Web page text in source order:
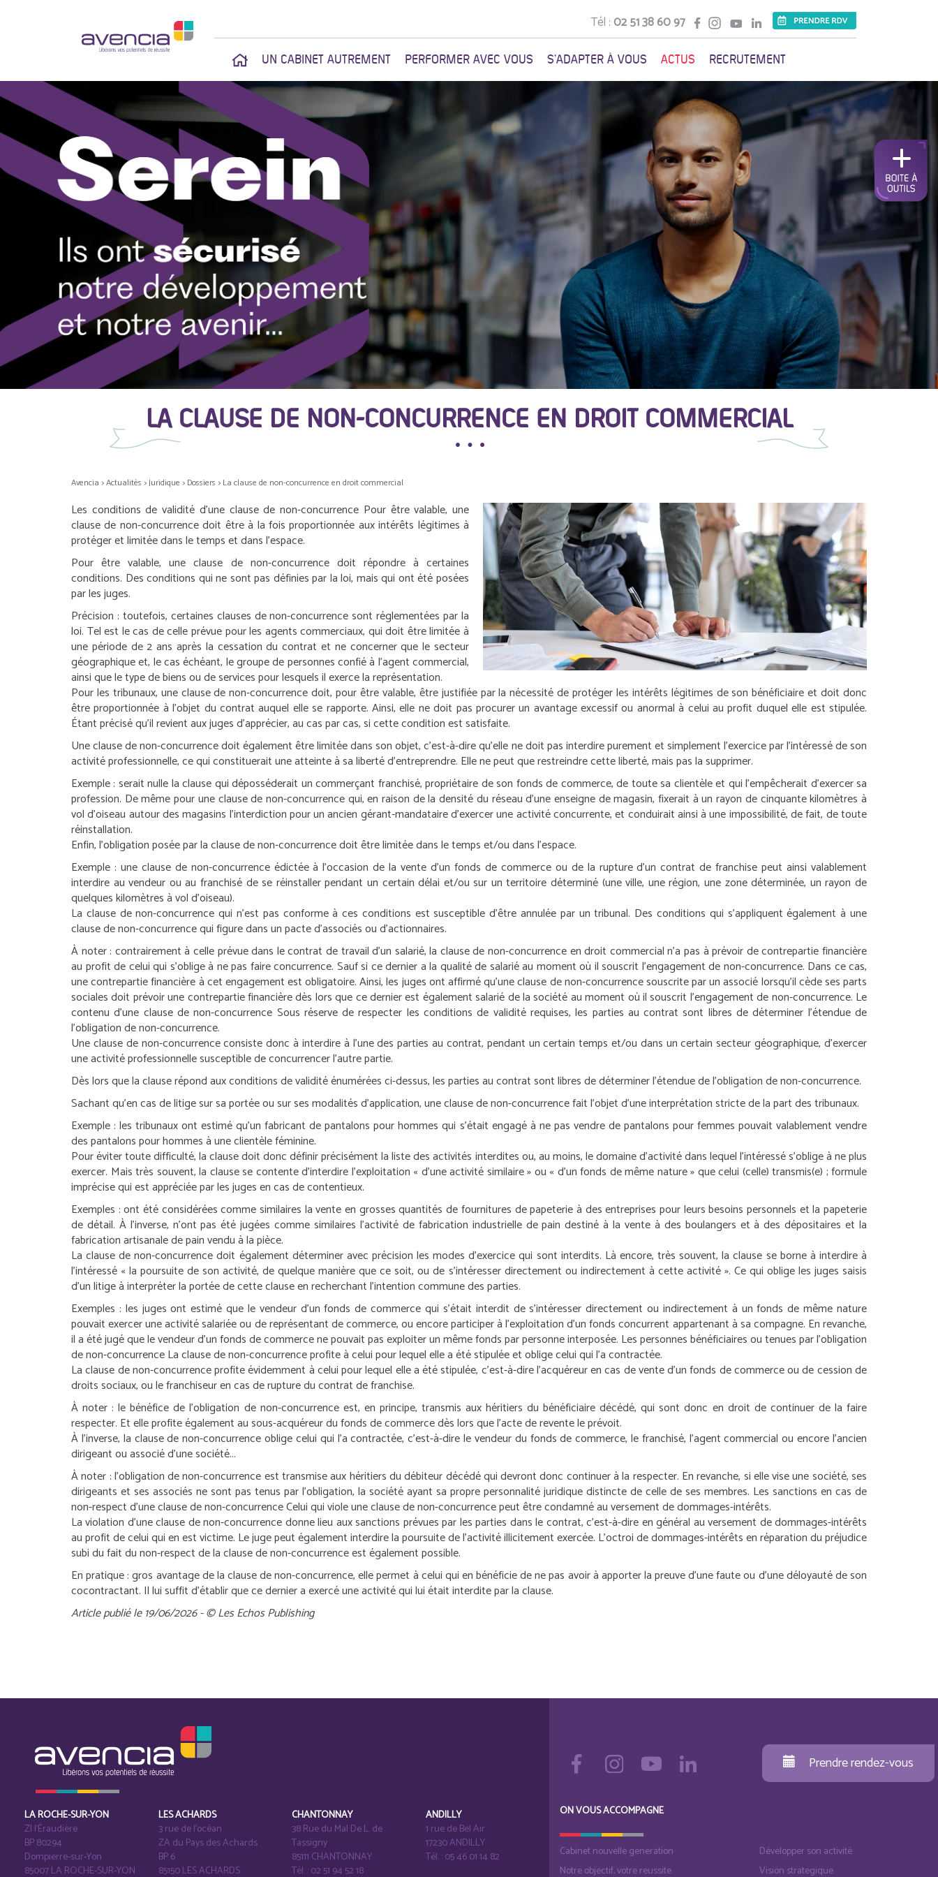
Tél :02 51 38 60 97
UN CABINET AUTREMENT PERFORMER AVEC VOUS S'ADAPTER À VOUS ACTUS RECRUTEMENT
LA CLAUSE DE NON-CONCURRENCE EN DROIT COMMERCIAL
Avencia >Actualités >Juridique > Dossiers > La clause de non-concurrence en droit commercial
Les conditions de validité d’une clause de non-concurrence Pour être valable, une
clause de non-concurrence doit être à la fois proportionnée aux intérêts légitimes à
protéger et limitée dans le temps et dans l’espace.
Pour être valable, une clause de non-concurrence doit répondre à certaines
conditions. Des conditions qui ne sont pas définies par la loi, mais qui ont été posées
par les juges.
Précision : toutefois, certaines clauses de non-concurrence sont réglementées par la
loi. Tel est le cas de celle prévue pour les agents commerciaux, qui doit être limitée à
une période de 2 ans après la cessation du contrat et ne concerner que le secteur
géographique et, le cas échéant, le groupe de personnes confié à l’agent commercial,
ainsi que le type de biens ou de services pour lesquels il exerce la représentation.
Pour les tribunaux, une clause de non-concurrence doit, pour être valable, être justifiée par la nécessité de protéger les intérêts légitimes de son bénéficiaire et doit donc
être proportionnée à l’objet du contrat auquel elle se rapporte. Ainsi, elle ne doit pas procurer un avantage excessif ou anormal à celui au profit duquel elle est stipulée.
Étant précisé qu’il revient aux juges d’apprécier, au cas par cas, si cette condition est satisfaite.
Une clause de non-concurrence doit également être limitée dans son objet, c’est-à-dire qu’elle ne doit pas interdire purement et simplement l’exercice par l’intéressé de son
activité professionnelle, ce qui constituerait une atteinte à sa liberté d’entreprendre. Elle ne peut que restreindre cette liberté, mais pas la supprimer.
Exemple : serait nulle la clause qui déposséderait un commerçant franchisé, propriétaire de son fonds de commerce, de toute sa clientèle et qui l’empêcherait d’exercer sa
profession. De même pour une clause de non-concurrence qui, en raison de la densité du réseau d’une enseigne de magasin, fixerait à un rayon de cinquante kilomètres à
vol d’oiseau autour des magasins l’interdiction pour un ancien gérant-mandataire d’exercer une activité concurrente, et conduirait ainsi à une impossibilité, de fait, de toute
réinstallation.
Enfin, l’obligation posée par la clause de non-concurrence doit être limitée dans le temps et/ou dans l’espace.
Exemple : une clause de non-concurrence édictée à l’occasion de la vente d’un fonds de commerce ou de la rupture d’un contrat de franchise peut ainsi valablement
interdire au vendeur ou au franchisé de se réinstaller pendant un certain délai et/ou sur un territoire déterminé (une ville, une région, une zone déterminée, un rayon de
quelques kilomètres à vol d’oiseau).
La clause de non-concurrence qui n’est pas conforme à ces conditions est susceptible d’être annulée par un tribunal. Des conditions qui s’appliquent également à une
clause de non-concurrence qui figure dans un pacte d’associés ou d’actionnaires.
À noter : contrairement à celle prévue dans le contrat de travail d’un salarié, la clause de non-concurrence en droit commercial n’a pas à prévoir de contrepartie financière
au profit de celui qui s’oblige à ne pas faire concurrence. Sauf si ce dernier a la qualité de salarié au moment où il souscrit l’engagement de non-concurrence. Dans ce cas,
une contrepartie financière à cet engagement est obligatoire. Ainsi, les juges ont affirmé qu’une clause de non-concurrence souscrite par un associé lorsqu’il cède ses parts
sociales doit prévoir une contrepartie financière dès lors que ce dernier est également salarié de la société au moment où il souscrit l’engagement de non-concurrence. Le
contenu d’une clause de non-concurrence Sous réserve de respecter les conditions de validité requises, les parties au contrat sont libres de déterminer l’étendue de
l’obligation de non-concurrence.
Une clause de non-concurrence consiste donc à interdire à l’une des parties au contrat, pendant un certain temps et/ou dans un certain secteur géographique, d’exercer
une activité professionnelle susceptible de concurrencer l’autre partie.
Dès lors que la clause répond aux conditions de validité énumérées ci-dessus, les parties au contrat sont libres de déterminer l’étendue de l’obligation de non-concurrence.
Sachant qu’en cas de litige sur sa portée ou sur ses modalités d’application, une clause de non-concurrence fait l’objet d’une interprétation stricte de la part des tribunaux.
Exemple : les tribunaux ont estimé qu’un fabricant de pantalons pour hommes qui s’était engagé à ne pas vendre de pantalons pour femmes pouvait valablement vendre
des pantalons pour hommes à une clientèle féminine.
Pour éviter toute difficulté, la clause doit donc définir précisément la liste des activités interdites ou, au moins, le domaine d’activité dans lequel l’intéressé s’oblige à ne plus
exercer. Mais très souvent, la clause se contente d’interdire l’exploitation « d’une activité similaire » ou « d’un fonds de même nature » que celui (celle) transmis(e) ; formule
imprécise qui est appréciée par les juges en cas de contentieux.
Exemples :ont été considérées comme similaires la vente en grosses quantités de fournitures de papeterie à des entreprises pour leurs besoins personnels et la papeterie
de détail. À l’inverse, n’ont pas été jugées comme similaires l’activité de fabrication industrielle de pain destiné à la vente à des boulangers et à des dépositaires et la
fabrication artisanale de pain vendu à la pièce.
La clause de non-concurrence doit également déterminer avec précision les modes d’exercice qui sont interdits. Là encore, très souvent, la clause se borne à interdire à
l’intéressé « la poursuite de son activité, de quelque manière que ce soit, ou de s’intéresser directement ou indirectement à cette activité ». Ce qui oblige les juges saisis
d’un litige à interpréter la portée de cette clause en recherchant l’intention commune des parties.
Exemples : les juges ont estimé que le vendeur d’un fonds de commerce qui s’était interdit de s’intéresser directement ou indirectement à un fonds de même nature
pouvait exercer une activité salariée ou de représentant de commerce, ou encore participer à l’exploitation d’un fonds concurrent appartenant à sa compagne. En revanche,
il a été jugé que le vendeur d’un fonds de commerce ne pouvait pas exploiter un même fonds par personne interposée. Les personnes bénéficiaires ou tenues par l’obligation
de non-concurrenceLa clause de non-concurrence profite à celui pour lequel elle a été stipulée et oblige celui qui l’a contractée.
La clause de non-concurrence profite évidemment à celui pour lequel elle a été stipulée, c’est-à-dire l’acquéreur en cas de vente d’un fonds de commerce ou de cession de
droits sociaux, ou le franchiseur en cas de rupture du contrat de franchise.
À noter : le bénéfice de l’obligation de non-concurrence est, en principe, transmis aux héritiers du bénéficiaire décédé, qui sont donc en droit de continuer de la faire
respecter. Et elle profite également au sous-acquéreur du fonds de commerce dès lors que l’acte de revente le prévoit.
À l’inverse, la clause de non-concurrence oblige celui qui l’a contractée, c’est-à-dire le vendeur du fonds de commerce, le franchisé, l’agent commercial ou encore l’ancien
dirigeant ou associé d’une société...
À noter :l’obligation de non-concurrence est transmise aux héritiers du débiteur décédé qui devront donc continuer à la respecter. En revanche, si elle vise une société, ses
dirigeants et ses associés ne sont pas tenus par l’obligation, la société ayant sa propre personnalité juridique distincte de celle de ses membres. Les sanctions en cas de
non-respect d’une clause de non-concurrenceCelui qui viole une clause de non-concurrence peut être condamné au versement de dommages-intérêts.
La violation d’une clause de non-concurrence donne lieu aux sanctions prévues par les parties dans le contrat, c’est-à-dire en général au versement de dommages-intérêts
au profit de celui qui en est victime. Le juge peut également interdire la poursuite de l’activité illicitement exercée. L’octroi de dommages-intérêts en réparation du préjudice
subi du fait du non-respect de la clause de non-concurrence est également possible.
En pratique :gros avantage de la clause de non-concurrence, elle permet à celui qui en bénéficie de ne pas avoir à apporter la preuve d’une faute ou d’une déloyauté de son
cocontractant. Il lui suffit d’établir que ce dernier a exercé une activité qui lui était interdite par la clause.
Article publié le 19/06/2026 - © Les Echos Publishing
LA ROCHE-SUR-YON
ZI l‘Éraudière
BP 80294
Dompierre-sur-Yon
85007 LA ROCHE-SUR-YON
LES ACHARDS
3 rue de l’océan
ZA du Pays des Achards
BP 6
85150 LES ACHARDS
CHANTONNAY
38 Rue du Mal De L. de
Tassigny
85111 CHANTONNAY
Tél. : 02 51 94 52 18
ANDILLY
1 rue de Bel Air
17230 ANDILLY
Tél. : 05 46 01 14 82
Prendre rendez-vous
ON VOUS ACCOMPAGNE
Cabinet nouvelle generation
Notre objectif, votre reussite
Développer son activité
Vision strategique